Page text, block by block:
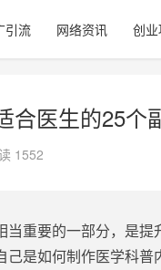
引流 网络资讯 创业
医生的25个
1552
重要的一部分，是
是如何制作医学科